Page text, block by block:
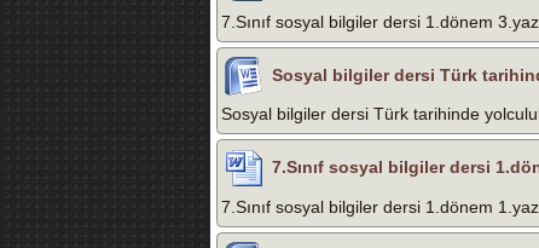
7.Sınıf sosyal bilgiler dersi 1.dönem
Sosyal bilgiler dersi Türk
Sosyal bilgiler dersi Türk tarihinde
7.Sınıf sosyal bilgiler dersi
7.Sınıf sosyal bilgiler dersi 1.dönem